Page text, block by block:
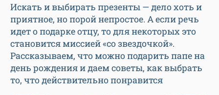
Искать и выбирать презенты — дело хоть и
приятное, но порой непростое. А если речь
идет о подарке отцу, то для некоторых это
становится миссией «со звездочкой».
Рассказываем, что можно подарить папе на
день рождения и даем советы, как выбрать
то, что действительно понравится